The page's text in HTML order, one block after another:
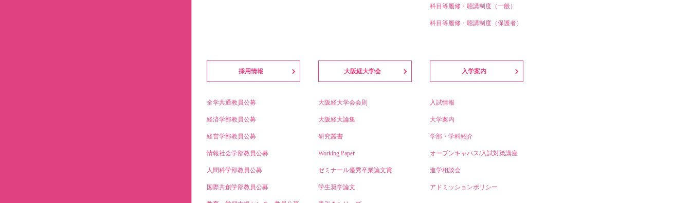
科目等履修・聴講制度（一般）
科目等履修・聴講制度（保護者）
採用情報
全学共通教員公募
経済学部教員公募
経営学部教員公募
情報社会学部教員公募
人間科学部教員公募
国際共創学部教員公募
大阪経大学会
大阪経大学会会則
大阪経大論集
研究叢書
Working Paper
ゼミナール優秀卒業論文賞
学生奨学論文
入学案内
入試情報
大学案内
学部・学科紹介
オープンキャパス/入試対策講座
進学相談会
アドミッションポリシー